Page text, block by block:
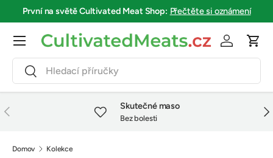
Přejít na obsah
První na světěCultivated Meat Shop: Přečtěte si oznámení
HledatHledat
Přihlásit se
Menu
Předchozí Skutečné maso
Bez bolesti
Domov Kolekce